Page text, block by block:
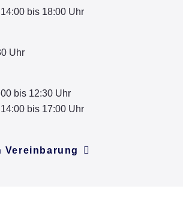
bis 18:00 Uhr
Uhr
bis 12:30 Uhr
bis 17:00 Uhr
Vereinbarung